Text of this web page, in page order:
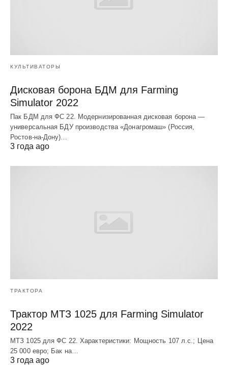
КУЛЬТИВАТОРЫ
Дисковая борона БДМ для Farming
Simulator 2022
Пак БДМ для ФС 22. Модернизированная дисковая борона —
универсальная БДУ производства «Донагромаш» (Россия,
Ростов-на-Дону)…
3 года ago
ТРАКТОРА
Трактор МТЗ 1025 для Farming Simulator
2022
МТЗ 1025 для ФС 22. Характеристики: Мощность 107 л.c.; Цена
25 000 евро; Бак на…
3 года ago